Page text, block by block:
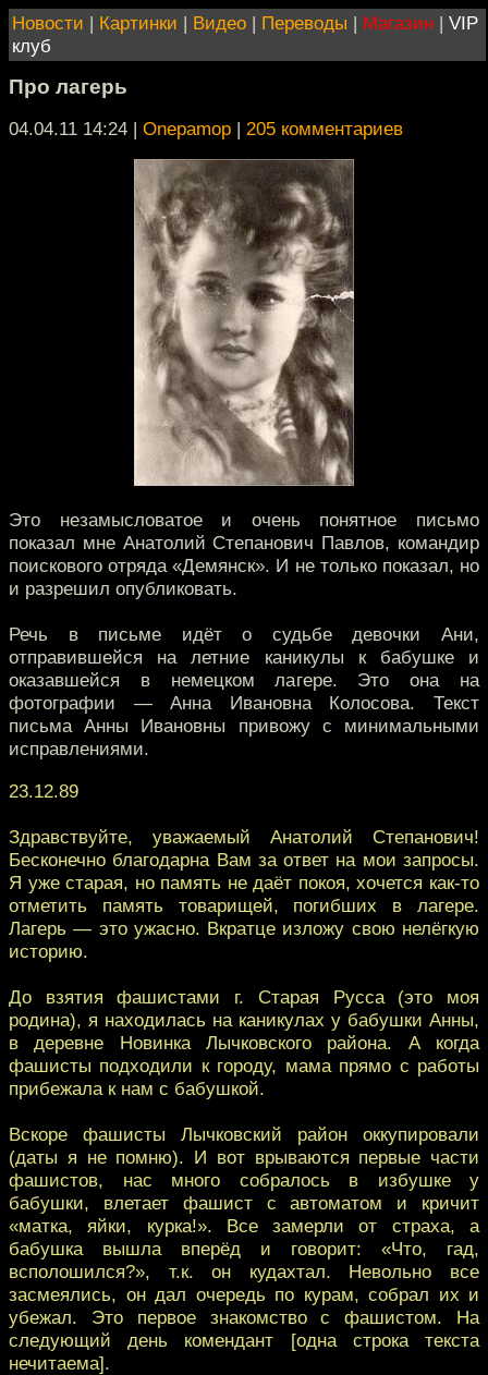
Новости | Картинки | Видео | Переводы | Магазин | VIP
клуб
Про лагерь
04.04.11 14:24 | Onepamop | 205 комментариев
Это незамысловатое и очень понятное письмо
показал мне Анатолий Степанович Павлов, командир
поискового отряда «Демянск». И не только показал, но
и разрешил опубликовать.
Речь в письме идёт о судьбе девочки Ани,
отправившейся на летние каникулы к бабушке и
оказавшейся в немецком лагере. Это она на
фотографии — Анна Ивановна Колосова. Текст
письма Анны Ивановны привожу с минимальными
исправлениями.
23.12.89
Здравствуйте, уважаемый Анатолий Степанович!
Бесконечно благодарна Вам за ответ на мои запросы.
Я уже старая, но память не даёт покоя, хочется как-то
отметить память товарищей, погибших в лагере.
Лагерь — это ужасно. Вкратце изложу свою нелёгкую
историю.
До взятия фашистами г. Старая Русса (это моя
родина), я находилась на каникулах у бабушки Анны,
в деревне Новинка Лычковского района. А когда
фашисты подходили к городу, мама прямо с работы
прибежала к нам с бабушкой.
Вскоре фашисты Лычковский район оккупировали
(даты я не помню). И вот врываются первые части
фашистов, нас много собралось в избушке у
бабушки, влетает фашист с автоматом и кричит
«матка, яйки, курка!». Все замерли от страха, а
бабушка вышла вперёд и говорит: «Что, гад,
всполошился?», т.к. он кудахтал. Невольно все
засмеялись, он дал очередь по курам, собрал их и
убежал. Это первое знакомство с фашистом. На
следующий день комендант [одна строка текста
нечитаема].